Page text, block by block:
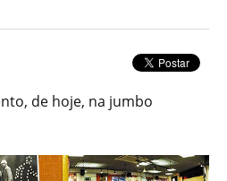
de hoje, na jumbo